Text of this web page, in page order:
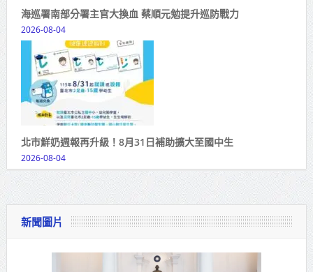
海巡署南部分署主官大換血 蔡順元勉提升巡防戰力
2026-08-04
北市鮮奶週報再升級！8月31日補助擴大至國中生
2026-08-04
新聞圖片